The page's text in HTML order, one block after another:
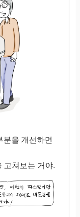
분을 개선하면
고쳐보는 거야.